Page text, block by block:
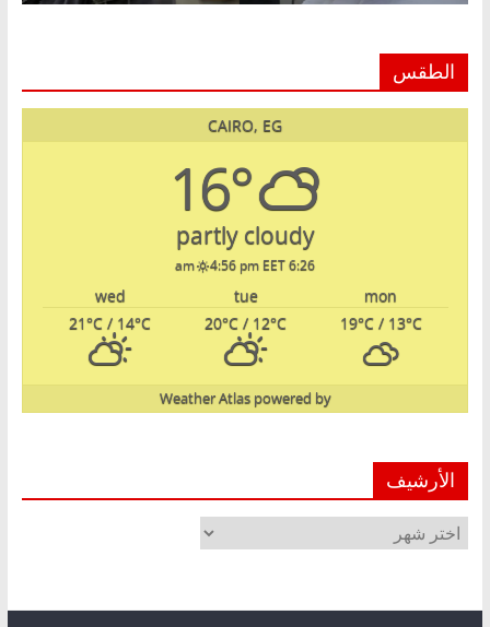
الطقس
CAIRO, EG
16°
partly cloudy
6:26 am
4:56 pm EET
mon
tue
wed
19°C/ 13°C
20°C / 12°C
21°C / 14°C
powered by
Weather Atlas
الأرشيف
الأرشيف